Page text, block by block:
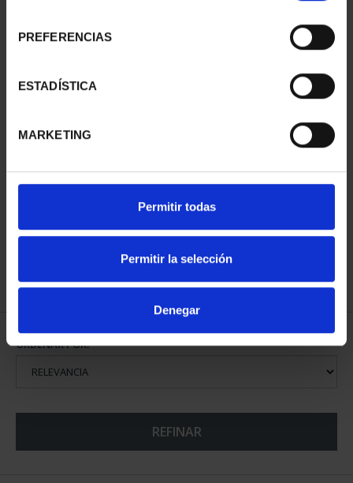
PREFERENCIAS
ESTADÍSTICA
MARKETING
Permitir todas
Permitir la selección
Denegar
PROVINCIA COLECCION
ORDENAR POR:
REFINAR